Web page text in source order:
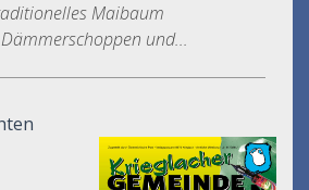
Maibaum
und...